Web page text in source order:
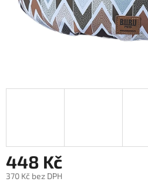
448 Kč
370 Kč bez DPH